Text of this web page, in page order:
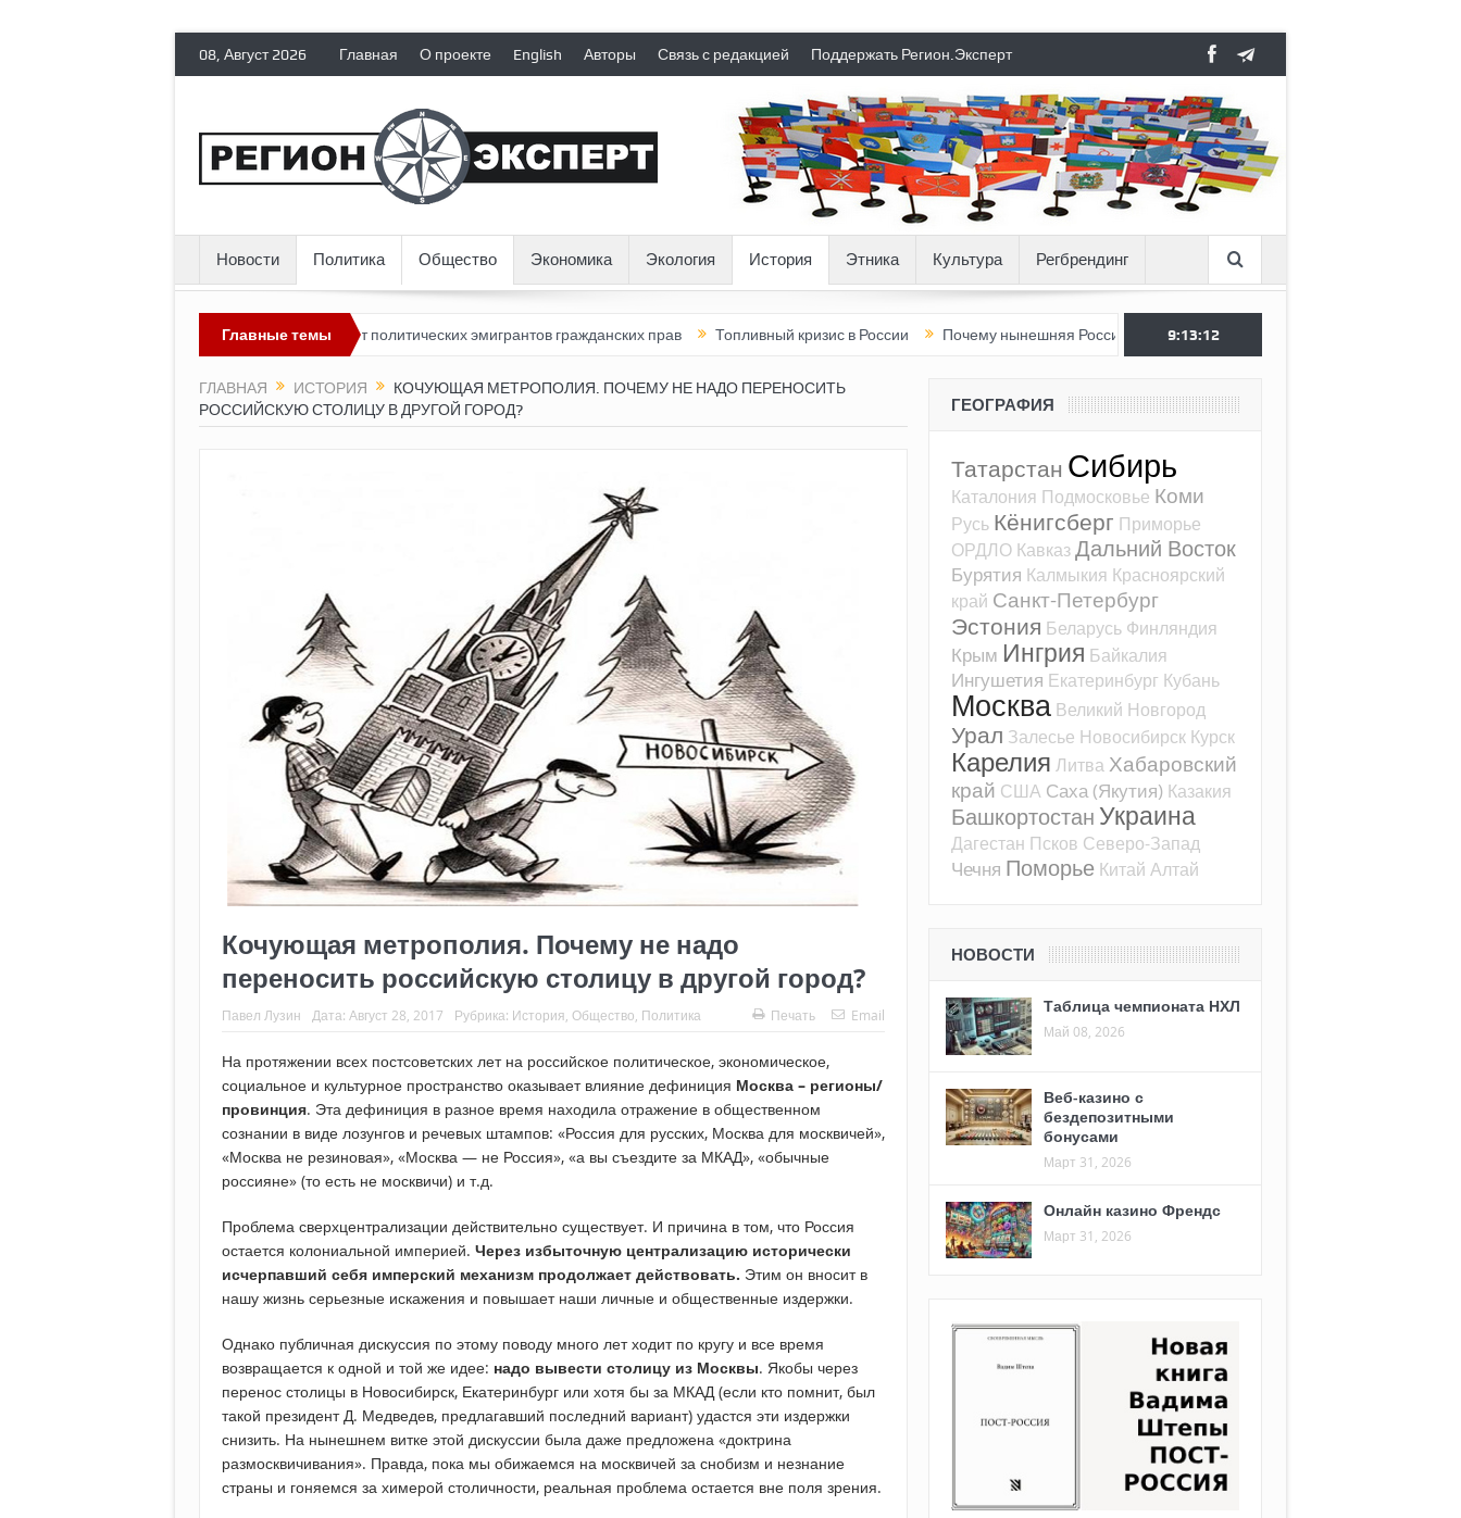
08, Август 2026 Главная О проекте English Авторы Связь с редакцией Поддержать Регион.Эксперт
Новости Политика Общество Экономика Экология История Этника Культура Регбрендинг
Главные темы
Россия лишает политических эмигрантов гражданских прав Топливный кризис в России Почему нынешняя Россия стала хуже, чем СССР?
9:13:13
ГЛАВНАЯ ИСТОРИЯ
КОЧУЮЩАЯ МЕТРОПОЛИЯ. ПОЧЕМУ НЕ НАДО ПЕРЕНОСИТЬ
РОССИЙСКУЮ СТОЛИЦУ В ДРУГОЙ ГОРОД?
Кочующая метрополия. Почему не надо
переносить российскую столицу в другой город?
Павел Лузин Дата: Август 28, 2017 Рубрика: История Общество Политика Печать Email
На протяжении всех постсоветских лет на российское политическое, экономическое,
социальное и культурное пространство оказывает влияние дефиниция Москва – регионы/
провинция. Эта дефиниция в разное время находила отражение в общественном
сознании в виде лозунгов и речевых штампов: «Россия для русских, Москва для москвичей»,
«Москва не резиновая», «Москва — не Россия», «а вы съездите за МКАД», «обычные
россияне» (то есть не москвичи) и т.д.
Проблема сверхцентрализации действительно существует. И причина в том, что Россия
остается колониальной империей. Через избыточную централизацию исторически
исчерпавший себя имперский механизм продолжает действовать. Этим он вносит в
нашу жизнь серьезные искажения и повышает наши личные и общественные издержки.
Однако публичная дискуссия по этому поводу много лет ходит по кругу и все время
возвращается к одной и той же идее: надо вывести столицу из Москвы. Якобы через
перенос столицы в Новосибирск, Екатеринбург или хотя бы за МКАД (если кто помнит, был
такой президент Д. Медведев, предлагавший последний вариант) удастся эти издержки
снизить. На нынешнем витке этой дискуссии была даже предложена «доктрина
размосквичивания». Правда, пока мы обижаемся на москвичей за снобизм и незнание
страны и гоняемся за химерой столичности, реальная проблема остается вне поля зрения.
ГЕОГРАФИЯ
Татарстан Сибирь
Каталония Подмосковье Коми
Русь Кёнигсберг Приморье
ОРДЛО КавказДальний Восток
Бурятия Калмыкия Красноярский
край Санкт-Петербург
Эстония Беларусь Финляндия
Крым Ингрия Байкалия
Ингушетия Екатеринбург Кубань
Москва Великий Новгород
Урал Залесье Новосибирск Курск
Карелия Литва Хабаровский
край США Саха (Якутия) Казакия
Башкортостан Украина
Дагестан Псков Северо-Запад
Чечня Поморье Китай Алтай
НОВОСТИ
Таблица чемпионата НХЛ
Май 08, 2026
Веб-казино с
бездепозитными
бонусами
Март 31, 2026
Онлайн казино Френдс
Март 31, 2026